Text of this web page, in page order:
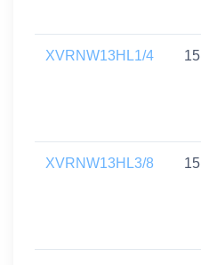
XVRNW13HL1/4 15
XVRNW13HL3/8 15